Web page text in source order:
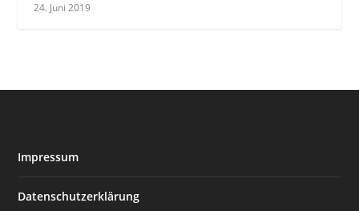
24. Juni 2019
Impressum
Datenschutzerklärung